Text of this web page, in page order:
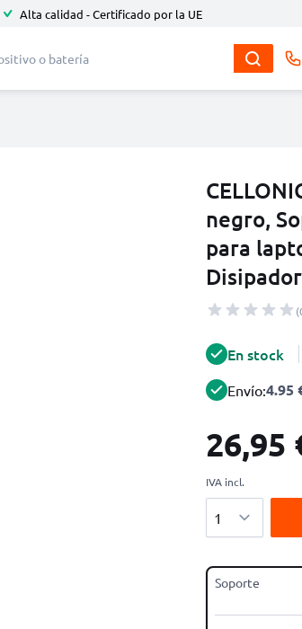
Alta calidad - Certificado por la UE
negro,
para
En stock
Envío:4.95
26,95
IVA incl.
Soporte